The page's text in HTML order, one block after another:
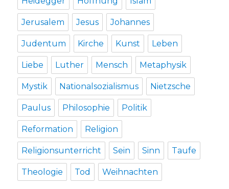
Jerusalem Jesus Johannes
Judentum Kirche Kunst Leben
Liebe Luther Mensch Metaphysik
Mystik Nationalsozialismus Nietzsche
Paulus Philosophie Politik
Reformation Religion
Religionsunterricht Sein Sinn Taufe
Theologie Tod Weihnachten